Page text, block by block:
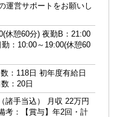
運営サポートをお願いし
休憩60分) 夜勤B：21:00
：10:00～19:00(休憩60
：118日 初年度有給日
：20日
諸手当込） 月収 22万円
考：【賞与】年2回・計